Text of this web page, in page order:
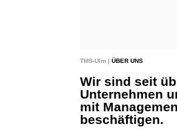
TMS-Ulm | ÜBER UNS
Wir sind seit
Unternehmen
mit
beschäftigen.